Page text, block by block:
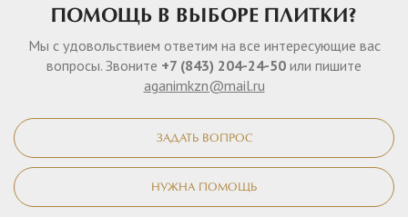
ПОМОЩЬ В ВЫБОРЕ ПЛИТКИ?
Мы с удовольствием ответим на все интересующие вас
вопросы. Звоните +7 (843) 204-24-50 или пишите
aganimkzn@mail.ru
ЗАДАТЬ ВОПРОС
НУЖНА ПОМОЩЬ